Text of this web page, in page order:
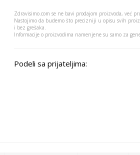
Zdravisimo.com se ne bavi prodajom proizvoda,
Nastojimo da budemo što precizniji u opisu svih
i bez grešaka.
Informacije o proizvodima namenjene su samo za
Podeli sa prijateljima: